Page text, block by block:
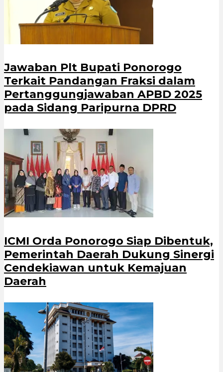
Jawaban Plt Bupati Ponorogo
Terkait Pandangan Fraksi dalam
Pertanggungjawaban APBD 2025
pada Sidang Paripurna DPRD
ICMI Orda Ponorogo Siap Dibentuk,
Pemerintah Daerah Dukung Sinergi
Cendekiawan untuk Kemajuan
Daerah